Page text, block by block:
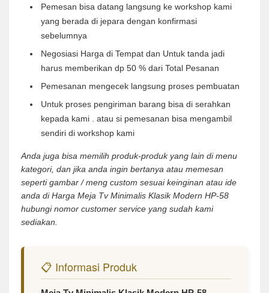
Pemesan bisa datang langsung ke workshop kami
yang berada di jepara dengan konfirmasi
sebelumnya
Negosiasi Harga di Tempat dan Untuk tanda jadi
harus memberikan dp 50 % dari Total Pesanan
Pemesanan mengecek langsung proses pembuatan
Untuk proses pengiriman barang bisa di serahkan
kepada kami . atau si pemesanan bisa mengambil
sendiri di workshop kami
Anda juga bisa memilih produk-produk yang lain di menu
kategori, dan jika anda ingin bertanya atau memesan
seperti gambar / meng custom sesuai keinginan atau ide
anda di Harga Meja Tv Minimalis Klasik Modern HP-58
hubungi nomor customer service yang sudah kami
sediakan.
📋 Informasi Produk